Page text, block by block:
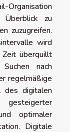
zu
zuzugreifen.
wird
überquillt
nach
regelmäßige
des digitalen
optimaler
Digitale